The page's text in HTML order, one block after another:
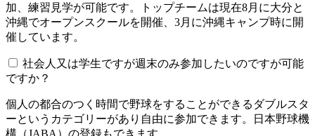
加、練習見学が可能です。トップチームは現在8月に大分と
沖縄でオープンスクールを開催、3月に沖縄キャンプ時に開
催しています。
社会人又は学生ですが週末のみ参加したいのですが可能
ですか？
個人の都合のつく時間で野球をすることができるダブルスタ
ーというカテゴリーがあり自由に参加できます。日本野球機
構（JABA）の登録もできます。